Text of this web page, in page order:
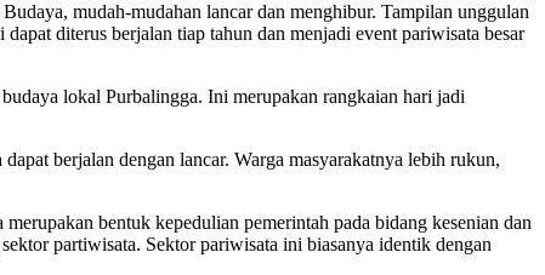
mudah-mudahan lancar dan menghibur. Tampilan unggulan
diterus berjalan tiap tahun dan menjadi event pariwisata besar
lokal Purbalingga. Ini merupakan rangkaian hari jadi
berjalan dengan lancar. Warga masyarakatnya lebih rukun,
bentuk kepedulian pemerintah pada bidang kesenian dan
partiwisata. Sektor pariwisata ini biasanya identik dengan